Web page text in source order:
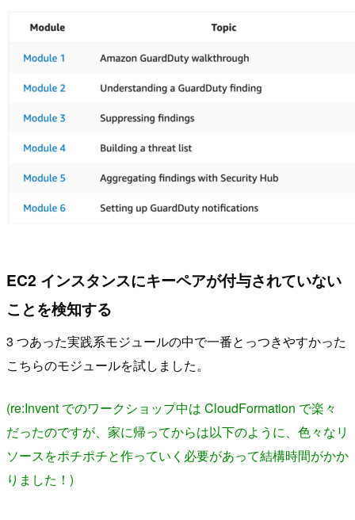
EC2 インスタンスにキーペアが付与されていない
ことを検知する
3 つあった実践系モジュールの中で一番とっつきやすかった
こちらのモジュールを試しました。
(re:Invent でのワークショップ中は CloudFormation で楽々
だったのですが、家に帰ってからは以下のように、色々なリ
ソースをポチポチと作っていく必要があって結構時間がかか
りました！)